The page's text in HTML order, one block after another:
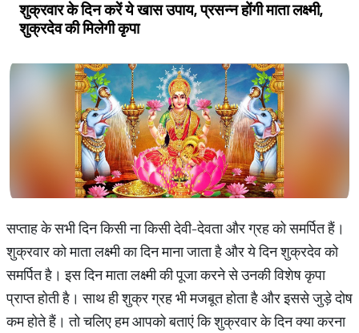
शुक्रवार के दिन करें ये खास उपाय, प्रसन्न होंगी माता लक्ष्मी,
शुक्रदेव की मिलेगी कृपा
सप्ताह के सभी दिन किसी ना किसी देवी-देवता और ग्रह को समर्पित हैं।
शुक्रवार को माता लक्ष्मी का दिन माना जाता है और ये दिन शुक्रदेव को
समर्पित है। इस दिन माता लक्ष्मी की पूजा करने से उनकी विशेष कृपा
प्राप्त होती है। साथ ही शुक्र ग्रह भी मजबूत होता है और इससे जुड़े दोष
कम होते हैं। तो चलिए हम आपको बताएं कि शुक्रवार के दिन क्या करना